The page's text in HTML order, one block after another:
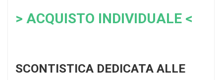
> ACQUISTO INDIVIDUALE <
SCONTISTICA DEDICATA ALLE